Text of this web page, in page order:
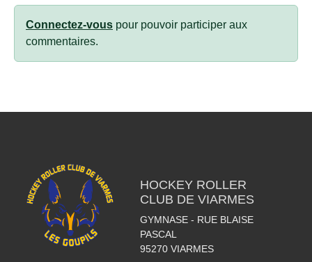
Connectez-vous pour pouvoir participer aux
commentaires.
HOCKEY ROLLER
CLUB DE VIARMES
GYMNASE - RUE BLAISE
PASCAL
95270 VIARMES